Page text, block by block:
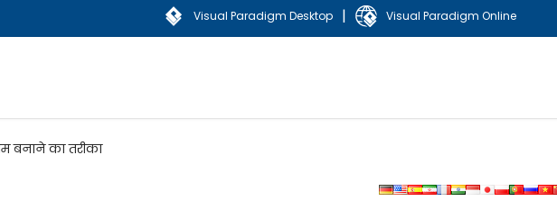
Visual Paradigm Desktop | Visual Paradigm Online
बनाने का तरीका